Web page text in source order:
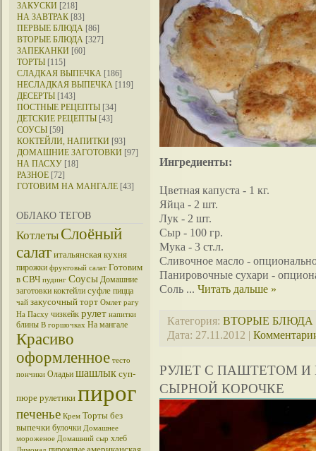
ЗАКУСКИ [218]
НА ЗАВТРАК [83]
ПЕРВЫЕ БЛЮДА [86]
ВТОРЫЕ БЛЮДА [327]
ЗАПЕКАНКИ [60]
ТОРТЫ [115]
СЛАДКАЯ ВЫПЕЧКА [186]
НЕСЛАДКАЯ ВЫПЕЧКА [119]
ДЕСЕРТЫ [143]
ПОСТНЫЕ РЕЦЕПТЫ [34]
ДЕТСКИЕ РЕЦЕПТЫ [43]
СОУСЫ [59]
КОКТЕЙЛИ, НАПИТКИ [93]
ДОМАШНИЕ ЗАГОТОВКИ [97]
НА ПАСХУ [18]
РАЗНОЕ [72]
ГОТОВИМ НА МАНГАЛЕ [43]
ОБЛАКО ТЕГОВ
Котлеты Слоёный
салат итальянская кухня
пирожки фруктовый салат Готовим
в СВЧ пудинг Соусы Домашние
заготовки коктейли суфле пицца
чай закусочный торт Омлет рагу
На Пасху чизкейк рулет напитки
блины В горшочках На мангале
Красиво
оформленное тесто
пончики Оладьи шашлык суп-
пюре рулетики пирог
печенье Крем Торты без
выпечки булочки Домашнее
мороженое Домашний сыр хлеб
Ингредиенты:
Цветная капуста - 1 кг.
Яйца - 2 шт.
Лук - 2 шт.
Сыр - 100 гр.
Мука - 3 ст.л.
Сливочное масло -
Панировочные сухари -
Соль ... Читать дальше »
Категория: ВТОРЫЕ БЛЮДА
Дата: 27.11.2012 |
РУЛЕТ С ПАШТЕТОМ
СЫРНОЙ КОРОЧКЕ